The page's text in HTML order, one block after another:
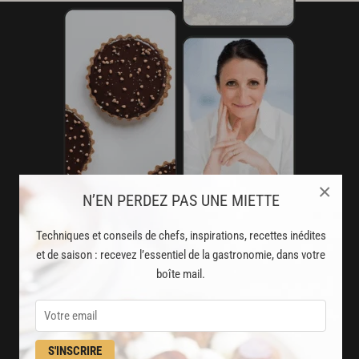
N’EN PERDEZ PAS UNE MIETTE
Techniques et conseils de chefs, inspirations, recettes inédites
et de saison : recevez l’essentiel de la gastronomie, dans votre
boîte mail.
S'INSCRIRE
×
AVEC VOTRE ABONNEMENT
PREMIUM
8000recettes exclusives